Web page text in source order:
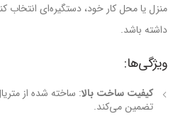
منزل یا محل کار خود، دستگیره‌ای انتخاب
داشته باشد.
ویژگی‌ها:
کیفیت ساخت بالا: ساخته شده از
تضمین می‌کند.